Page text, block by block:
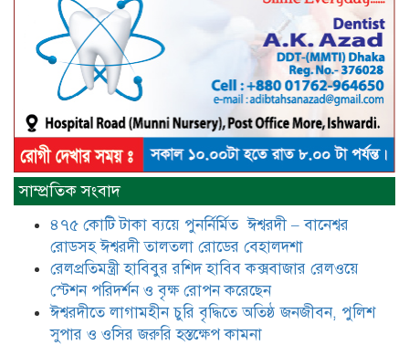
মুক্তিযোদ্ধা সিরাজুল ইসলাম সরদার
আটঘরিয়ায় বিএনপি নেতার ভাতিজাকে ছাত্রলীগের সাধারণ
​​অবৈধ অর্থ বা পেশীশক্তি না থাকলে
রাজনীতিতে টিকে থাকার একমাত্র উপায়
বিএনপির কেন্দ্রিয় নেতা সিরাজুল ইসলাম
সরদার
মধুমতি এক্সপ্রেস ট্রেনে রেলওয়ে জেলা
ডিবি টিমের বিশেষ অভিযানে রতন লাল
বিশ্বাসকে ৫০ বোতল কোডিন যুক্ত
সিরাপসহ গ্রেফতার
সাম্প্রতিক সংবাদ
৪৭৫ কোটি টাকা ব্যয়ে পুনর্নির্মিত ঈশ্বরদী – বানেশ্বর
রোডসহ ঈশ্বরদী তালতলা রোডের বেহালদশা
রেলপ্রতিমন্ত্রী হাবিবুর রশিদ হাবিব কক্সবাজার রেলওয়ে
স্টেশন পরিদর্শন ও বৃক্ষ রোপন করেছেন
ঈশ্বরদীতে লাগামহীন চুরি বৃদ্ধিতে অতিষ্ঠ জনজীবন, পুলিশ
সুপার ও ওসির জরুরি হস্তক্ষেপ কামনা ​